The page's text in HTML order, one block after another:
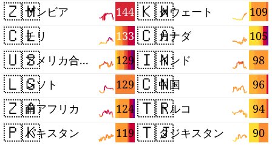
🇿🇲 144
ザンビア
🇨🇱 133
チリ
🇺🇸 129
アメリカ合衆国
🇱🇸 129
レソト
🇿🇦 124
南アフリカ
🇵🇰 119
パキスタン
🇰🇼 109
クウェート
🇨🇦 105
カナダ
🇮🇳 98
インド
🇨🇳 96
中国
🇹🇷 94
トルコ
🇹🇯 90
タジキスタン